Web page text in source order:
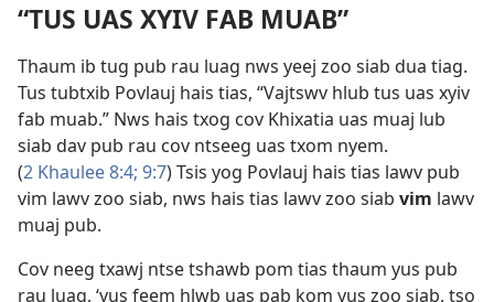
“TUS UAS XYIV FAB MUAB”
Thaum ib tug pub rau luag nws yeej zoo siab dua tiag.
Tus tubtxib Povlauj hais tias, “Vajtswv hlub tus uas xyiv
fab muab.” Nws hais txog cov Khixatia uas muaj lub
siab dav pub rau cov ntseeg uas txom nyem.
(2 Khaulee 8:4; 9:7) Tsis yog Povlauj hais tias lawv pub
vim lawv zoo siab, nws hais tias lawv zoo siab vim lawv
muaj pub.
Cov neeg txawj ntse tshawb pom tias thaum yus pub
rau luag, ‘yus feem hlwb uas pab kom yus zoo siab, tso